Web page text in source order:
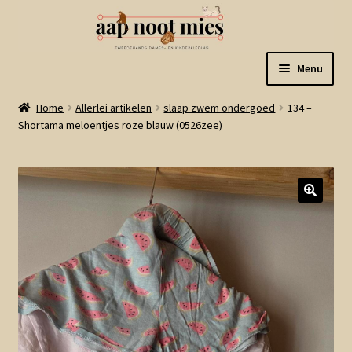
naar
navigatie
de
inhoud
Menu
Welkom
Winkel
Winkelmand
Linkjes
Home Allerlei artikelen slaap zwem ondergoed
134 –
Shortama meloentjes roze blauw (0526zee)